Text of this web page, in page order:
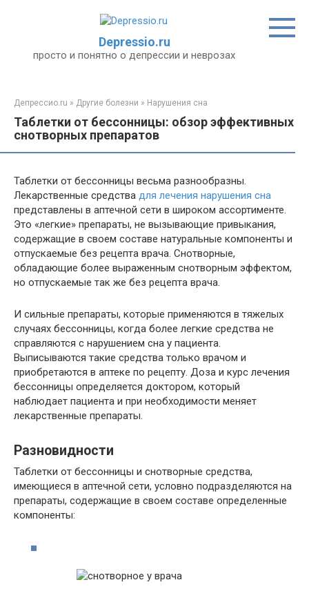
Depressio.ru
просто и понятно о депрессии и неврозах
Депрессио.ru » Другие болезни » Нарушения сна
Таблетки от бессонницы: обзор эффективных
снотворных препаратов
Таблетки от бессонницы весьма разнообразны.
Лекарственные средства для лечения нарушения сна
представлены в аптечной сети в широком ассортименте.
Это «легкие» препараты, не вызывающие привыкания,
содержащие в своем составе натуральные компоненты и
отпускаемые без рецепта врача. Снотворные,
обладающие более выраженным снотворным эффектом,
но отпускаемые так же без рецепта врача.
И сильные препараты, которые применяются в тяжелых
случаях бессонницы, когда более легкие средства не
справляются с нарушением сна у пациента.
Выписываются такие средства только врачом и
приобретаются в аптеке по рецепту. Доза и курс лечения
бессонницы определяется доктором, который
наблюдает пациента и при необходимости меняет
лекарственные препараты.
Разновидности
Таблетки от бессонницы и снотворные средства,
имеющиеся в аптечной сети, условно подразделяются на
препараты, содержащие в своем составе определенные
компоненты: